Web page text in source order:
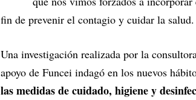
fin de prevenir el contagio y cuidar la salud.
Una investigación realizada por la
apoyo de Funcei indagó en los nuevos
las medidas de cuidado, higiene y